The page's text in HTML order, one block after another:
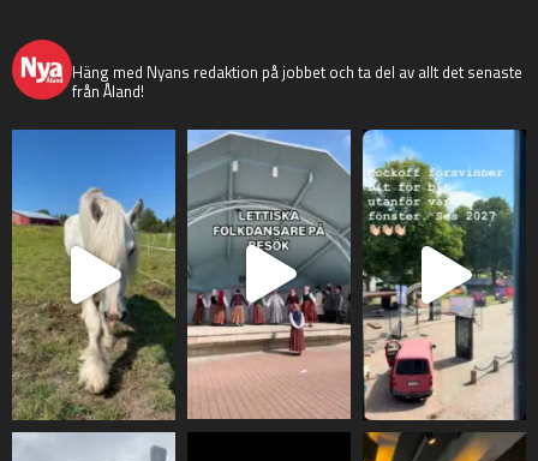
Häng med Nyans redaktion på jobbet och ta del av allt det senaste
från Åland!